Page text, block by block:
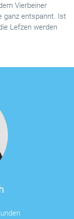
Vierbeiner
ganz entspannt. Ist
Lefzen werden